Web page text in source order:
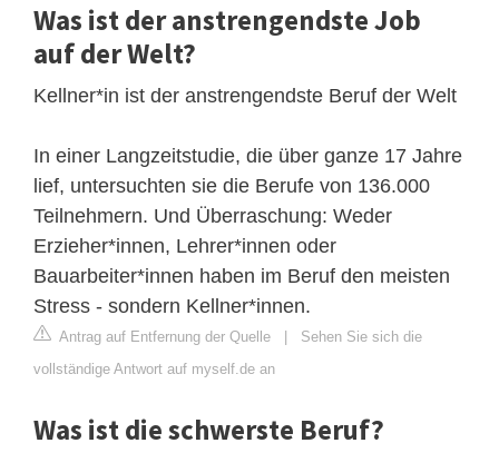
Was ist der anstrengendste Job
auf der Welt?
Kellner*in ist der anstrengendste Beruf der Welt
In einer Langzeitstudie, die über ganze 17 Jahre
lief, untersuchten sie die Berufe von 136.000
Teilnehmern. Und Überraschung: Weder
Erzieher*innen, Lehrer*innen oder
Bauarbeiter*innen haben im Beruf den meisten
Stress - sondern Kellner*innen.
Antrag auf Entfernung der Quelle | Sehen Sie sich die
vollständige Antwort auf myself.de an
Was ist die schwerste Beruf?